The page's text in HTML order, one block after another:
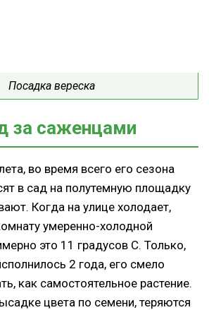
Посадка вереска
за саженцами
во время всего его сезона
в сад на полутемную площадку
Когда на улице холодает,
умеренно-холодной
это 11 градусов С. Только,
2 года, его смело
как самостоятельное растение.
цвета по семени, теряются